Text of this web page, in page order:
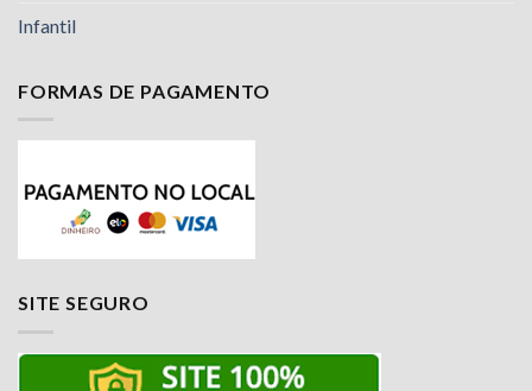
Infantil
FORMAS DE PAGAMENTO
SITE SEGURO